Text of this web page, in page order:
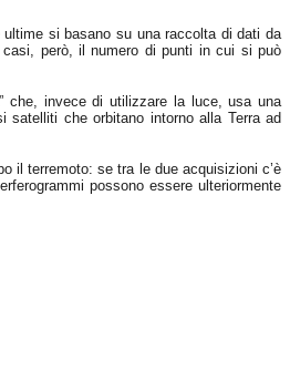
si basano su una raccolta di dati da
però, il numero di punti in cui si può
che, invece di utilizzare la luce, usa una
satelliti che orbitano intorno alla Terra ad
il terremoto: se tra le due acquisizioni c’è
possono essere ulteriormente